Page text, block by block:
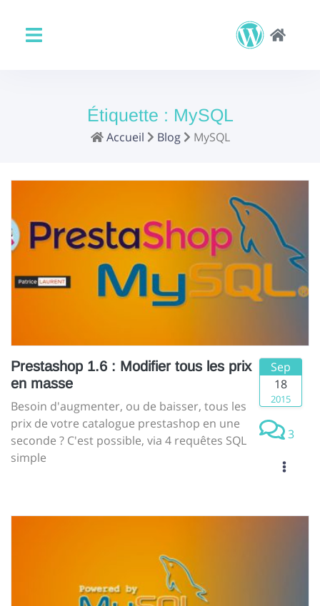
Étiquette : MySQL
Accueil Blog MySQL
Prestashop 1.6 : Modifier tous les prix
en masse
Besoin d'augmenter, ou de baisser, tous les
prix de votre catalogue prestashop en une
seconde ? C'est possible, via 4 requêtes SQL
simple
Sep
18
2015
3